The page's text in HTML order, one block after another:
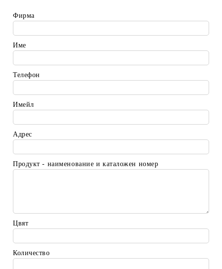
Фирма
Име
Телефон
Имейл
Адрес
Продукт - наименование и каталожен номер
Цвят
Количество